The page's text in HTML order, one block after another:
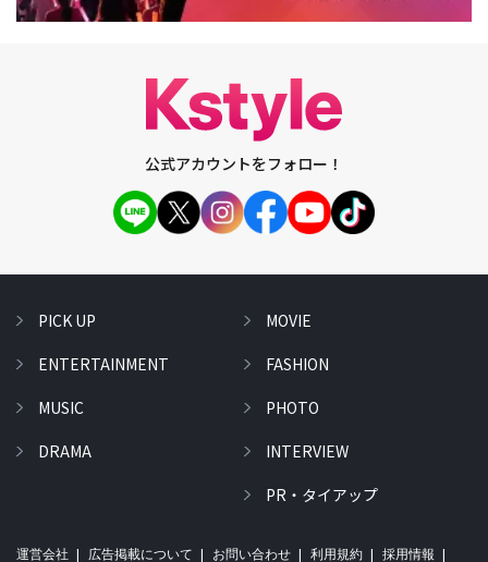
公式アカウントをフォロー！
PICK UP
ENTERTAINMENT
MUSIC
DRAMA
MOVIE
FASHION
PHOTO
INTERVIEW
PR・タイアップ
運営会社 広告掲載について お問い合わせ 利用規約 採用情報